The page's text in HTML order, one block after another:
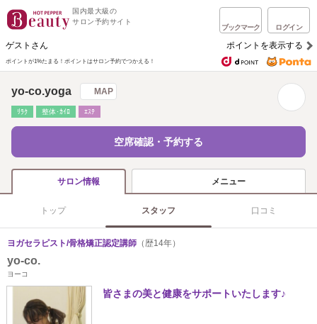
国内最大級の
サロン予約サイト
ブックマーク ログイン
ゲストさん ポイントを表示する
ポイントが1%たまる！ ポイントはサロン予約でつかえる！
yo-co.yoga MAP
ﾘﾗｸ 整体･ｶｲﾛ ｴｽﾃ
空席確認・予約する
サロン情報 メニュー
トップ スタッフ 口コミ
ヨガセラピスト/骨格矯正認定講師 （歴14年）
yo-co.
ヨーコ
皆さまの美と健康をサポートいたします♪